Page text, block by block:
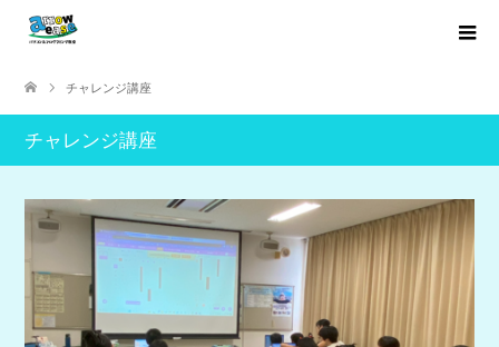
チャレンジ講座
チャレンジ講座